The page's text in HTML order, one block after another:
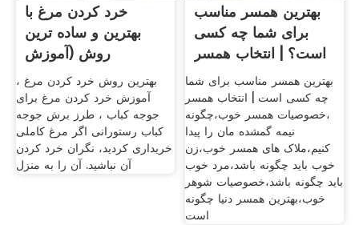
خرد کردن مرغ با
بهترین و ساده ترین
روش (آموزش
تصویری)
بهترین روش خرد کردن مرغ ،
آموزش خرد کردن مرغ برای
جوجه کباب ، طرز برش جوجه
کباب رستورانی اگر مرغ کاملی
خریداری کردید، نگران خرد کردن
آن نباشید. آن را به منزل
بهترین همسر مناسب
برای شما چه کسی
است؟ | انتخاب همسر
بهترین همسر مناسب برای شما
چه کسی است | انتخاب همسر
،خصوصیات همسر خوب،چگونه
نیمه گمشده مان را پیدا
کنیم،ملاک های همسر خوب،زن
خوب باید چگونه باشد،مرد خوب
باید چگونه باشد،خصوصیات شوهر
خوب،بهترین همسر دنیا چگونه
است